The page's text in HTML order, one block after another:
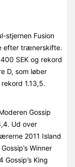
stjernen Fusion
efter trænerskifte.
SEK og rekord
D, som løber
1.13,5.
Gossip
Ud over
2011 Island
Winner
Gossip’s King